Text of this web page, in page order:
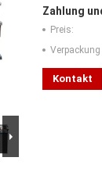
Zahlung
Preis:
Kontakt